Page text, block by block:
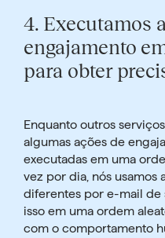
4. Executamos
engajamento
para obter
Enquanto outros
algumas ações de
executadas em uma
vez por dia, nós usamos
diferentes por e-mail de
isso em uma ordem
com o comportamento